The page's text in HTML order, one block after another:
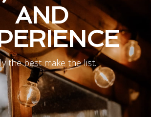
AND
the best make the list.